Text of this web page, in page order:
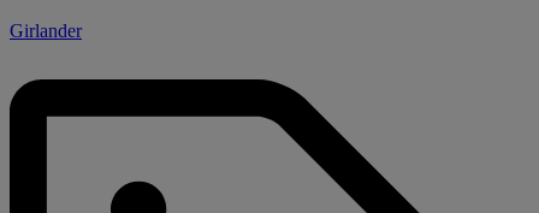
Girlander